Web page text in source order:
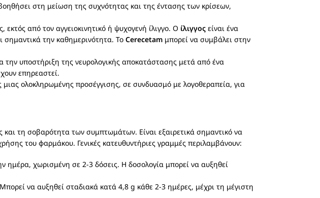
στη μείωση της συχνότητας και της έντασης των κρίσεων,
από τον αγγειοκινητικό ή ψυχογενή ίλιγγο. Ο ίλιγγος είναι ένα
σημαντικά την καθημερινότητα. Το Cerecetam μπορεί να συμβάλει στην
την υποστήριξη της νευρολογικής αποκατάστασης μετά από ένα
επηρεαστεί.
ολοκληρωμένης προσέγγισης, σε συνδυασμό με λογοθεραπεία, για
τη σοβαρότητα των συμπτωμάτων. Είναι εξαιρετικά σημαντικό να
του φαρμάκου. Γενικές κατευθυντήριες γραμμές περιλαμβάνουν:
ημέρα, χωρισμένη σε 2-3 δόσεις. Η δοσολογία μπορεί να αυξηθεί
να αυξηθεί σταδιακά κατά 4,8 g κάθε 2-3 ημέρες, μέχρι τη μέγιστη